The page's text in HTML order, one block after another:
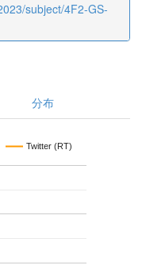
subject/4F2-GS-
分布
Twitter (RT)